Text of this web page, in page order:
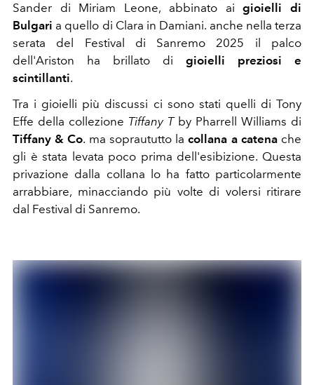
Sander di Miriam Leone, abbinato aigioielli di
Bulgari a quello di Clara in Damiani. anche nella terza
serata del Festival di Sanremo 2025 il palco
dell'Ariston ha brillato di gioielli preziosi e
scintillanti.
Tra i gioielli più discussi ci sono stati quelli di Tony
Effe della collezione Tiffany Tby Pharrell Williams di
Tiffany & Co. ma sopraututto lacollana a catena che
gli è stata levata poco prima dell'esibizione. Questa
privazione dalla collana lo ha fatto particolarmente
arrabbiare, minacciando più volte di volersi ritirare
dal Festival di Sanremo.